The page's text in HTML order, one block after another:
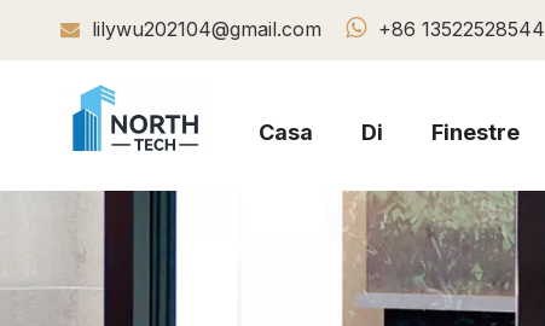
 lilywu202104@gmail.com  +86 13522528544
Casa Di Finestre